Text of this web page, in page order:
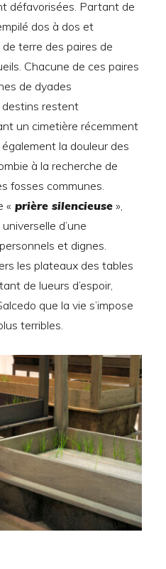
défavorisées. Partant de
dos à dos et
terre des paires de
Chacune de ces paires
de dyades
destins restent
un cimetière récemment
la douleur des
à la recherche de
fosses communes.
« prière silencieuse »,
d’une
et dignes.
les plateaux des tables
de lueurs d’espoir,
que la vie s’impose
terribles.